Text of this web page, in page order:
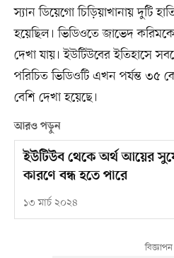
স্যান ডিয়েগো চিড়িয়াখানায় দুটি
হয়েছিল। ভিডিওতে জাভেদ
দেখা যায়। ইউটিউবের ইতিহাসে
পরিচিত ভিডিওটি এখন পর্যন্ত ৩৫
বেশি দেখা হয়েছে।
আরও পড়ুন
ইউটিউব থেকে অর্থ আয়ের
কারণে বন্ধ হতে পারে
১৩ মার্চ ২০২৪